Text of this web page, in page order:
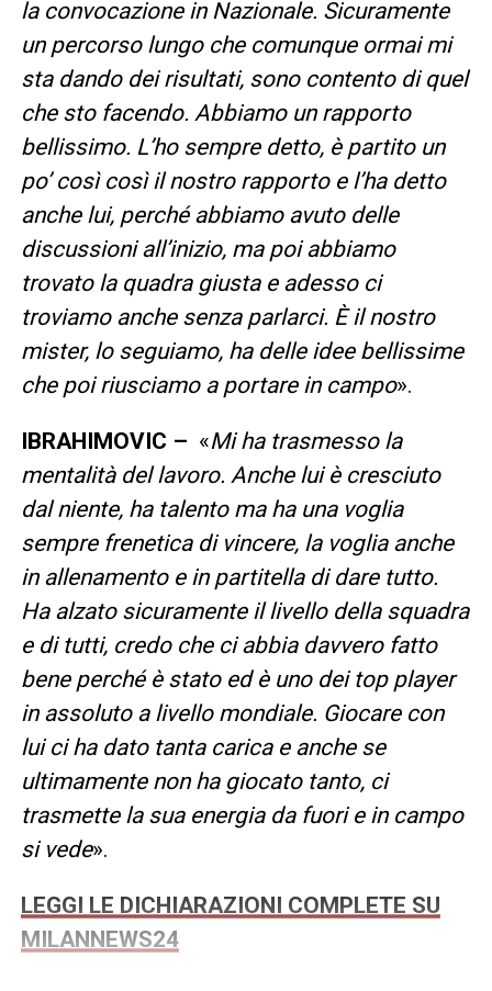
la convocazione in Nazionale. Sicuramente
un percorso lungo che comunque ormai mi
sta dando dei risultati, sono contento di quel
che sto facendo. Abbiamo un rapporto
bellissimo. L’ho sempre detto, è partito un
po’ così così il nostro rapporto e l’ha detto
anche lui, perché abbiamo avuto delle
discussioni all’inizio, ma poi abbiamo
trovato la quadra giusta e adesso ci
troviamo anche senza parlarci. È il nostro
mister, lo seguiamo, ha delle idee bellissime
che poi riusciamo a portare in campo».
IBRAHIMOVIC – «Mi ha trasmesso la
mentalità del lavoro. Anche lui è cresciuto
dal niente, ha talento ma ha una voglia
sempre frenetica di vincere, la voglia anche
in allenamento e in partitella di dare tutto.
Ha alzato sicuramente il livello della squadra
e di tutti, credo che ci abbia davvero fatto
bene perché è stato ed è uno dei top player
in assoluto a livello mondiale. Giocare con
lui ci ha dato tanta carica e anche se
ultimamente non ha giocato tanto, ci
trasmette la sua energia da fuori e in campo
si vede».
LEGGI LE DICHIARAZIONI COMPLETE SU
MILANNEWS24